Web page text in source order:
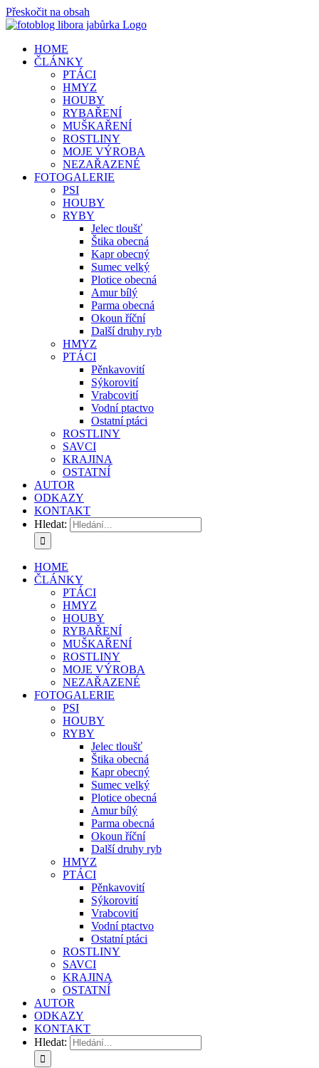
Přeskočit na obsah
HOME
ČLÁNKY
PTÁCI
HMYZ
HOUBY
RYBAŘENÍ
MUŠKAŘENÍ
ROSTLINY
MOJE VÝROBA
NEZAŘAZENÉ
FOTOGALERIE
PSI
HOUBY
RYBY
Jelec tloušť
Štika obecná
Kapr obecný
Sumec velký
Plotice obecná
Amur bílý
Parma obecná
Okoun říční
Další druhy ryb
HMYZ
PTÁCI
Pěnkavovití
Sýkorovití
Vrabcovití
Vodní ptactvo
Ostatní ptáci
ROSTLINY
SAVCI
KRAJINA
OSTATNÍ
AUTOR
ODKAZY
KONTAKT
Hledat:
HOME
ČLÁNKY
PTÁCI
HMYZ
HOUBY
RYBAŘENÍ
MUŠKAŘENÍ
ROSTLINY
MOJE VÝROBA
NEZAŘAZENÉ
FOTOGALERIE
PSI
HOUBY
RYBY
Jelec tloušť
Štika obecná
Kapr obecný
Sumec velký
Plotice obecná
Amur bílý
Parma obecná
Okoun říční
Další druhy ryb
HMYZ
PTÁCI
Pěnkavovití
Sýkorovití
Vrabcovití
Vodní ptactvo
Ostatní ptáci
ROSTLINY
SAVCI
KRAJINA
OSTATNÍ
AUTOR
ODKAZY
KONTAKT
Hledat: